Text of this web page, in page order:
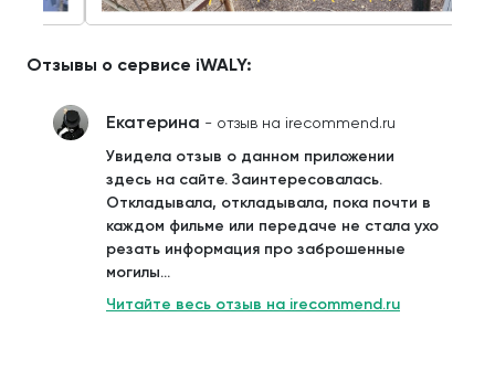
Отзывы о сервисе iWALY:
Екатерина - отзыв на irecommend.ru
Увидела отзыв о данном приложении
здесь на сайте. Заинтересовалась.
Откладывала, откладывала, пока почти в
каждом фильме или передаче не стала ухо
резать информация про заброшенные
могилы...
Читайте весь отзыв на irecommend.ru